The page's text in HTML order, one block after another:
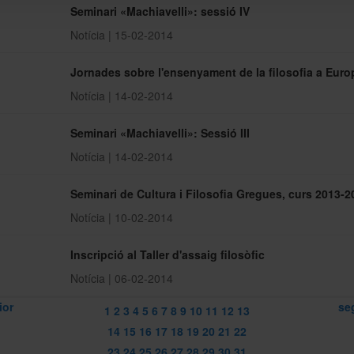
Seminari «Machiavelli»: sessió IV
Notícia | 15-02-2014
Jornades sobre l'ensenyament de la filosofia a
Notícia | 14-02-2014
Seminari «Machiavelli»: Sessió III
Notícia | 14-02-2014
Seminari de Cultura i Filosofia Gregues, curs 2013-
Notícia | 10-02-2014
Inscripció al Taller d'assaig filosòfic
Notícia | 06-02-2014
1 2 3 4 5 6 7 8 9 10 11 12 13
14 15 16 17 18 19 20 21 22